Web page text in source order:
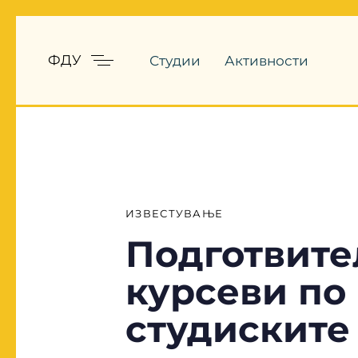
ФДУ Студии Активности
PUBLISHED
ИЗВЕСТУВАЊЕ
курсеви по
студиските